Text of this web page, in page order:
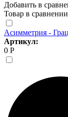
Добавить в
Товар в сравнении
Асимметрия -
Артикул:
0 Р